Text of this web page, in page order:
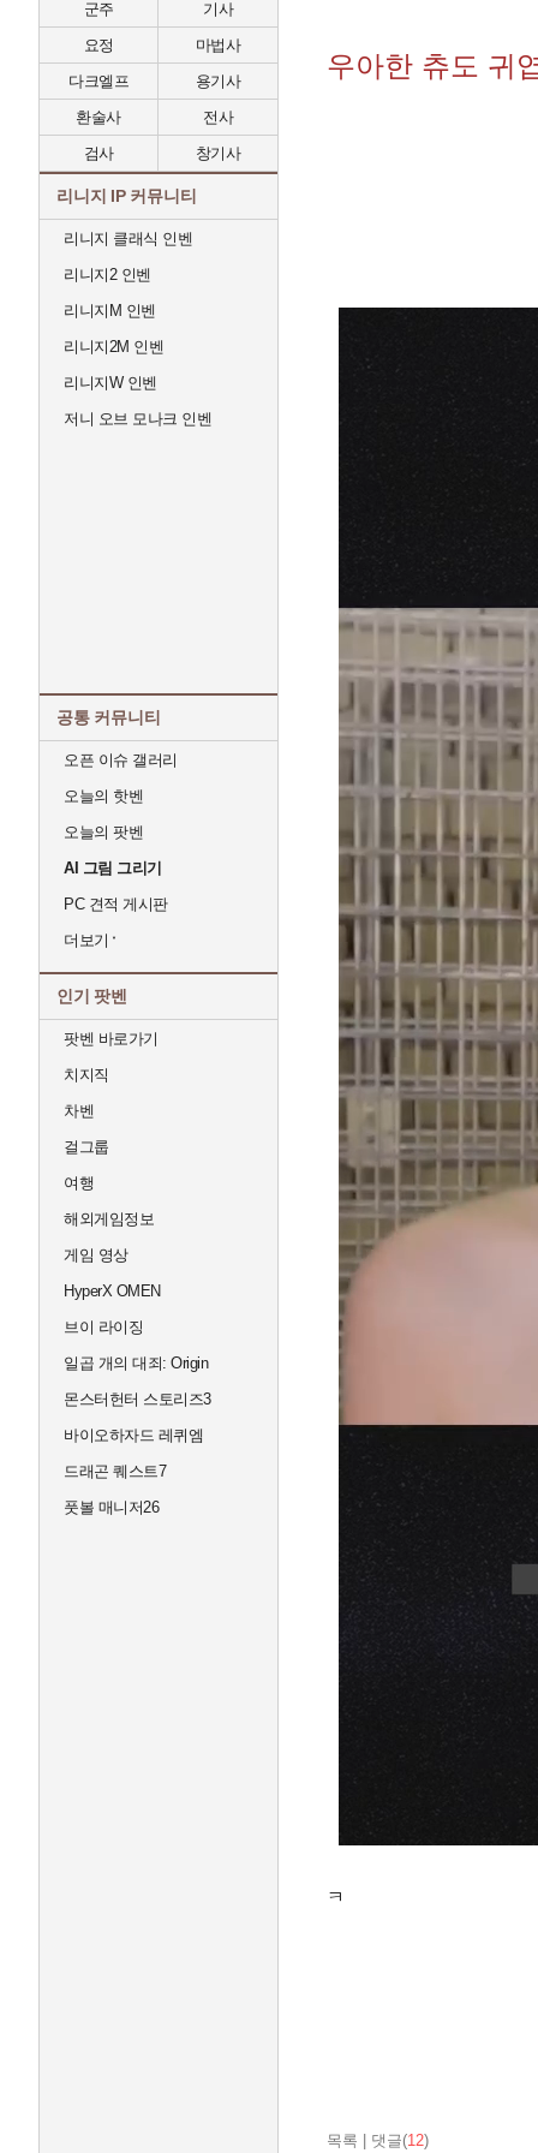
군주
기사
요정
마법사
다크엘프
용기사
환술사
전사
검사
창기사
리니지 IP 커뮤니티
리니지 클래식 인벤
리니지2 인벤
리니지M 인벤
리니지2M 인벤
리니지W 인벤
저니 오브 모나크 인벤
공통 커뮤니티
오픈 이슈 갤러리
오늘의 핫벤
오늘의 팟벤
AI 그림 그리기
PC 견적 게시판
더보기
인기 팟벤
팟벤 바로가기
치지직
차벤
걸그룹
여행
해외게임정보
게임 영상
HyperX OMEN
브이 라이징
일곱 개의 대죄: Origin
몬스터헌터 스토리즈3
바이오하자드 레퀴엠
드래곤 퀘스트7
풋볼 매니저26
우아한 츄도 귀
ㅋ
목록 댓글(12)